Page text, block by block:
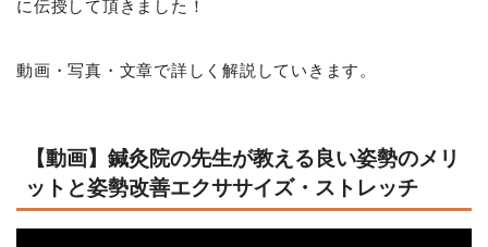
に伝授して頂きました！
動画・写真・文章で詳しく解説していきます。
【動画】鍼灸院の先生が教える良い姿勢のメリ
ットと姿勢改善エクササイズ・ストレッチ